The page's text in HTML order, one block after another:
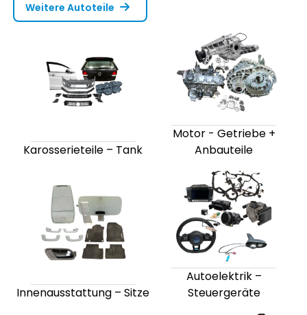
Weitere Autoteile
Karosserieteile – Tank
Motor - Getriebe +
Anbauteile
Innenausstattung – Sitze
Autoelektrik –
Steuergeräte